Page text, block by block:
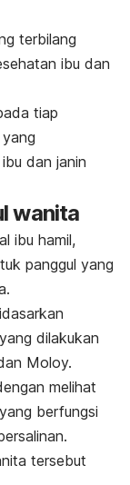
terbilang
ibu dan
tiap
dan janin
wanita
ibu hamil,
panggul yang
yang dilakukan
Moloy.
melihat
berfungsi
tersebut